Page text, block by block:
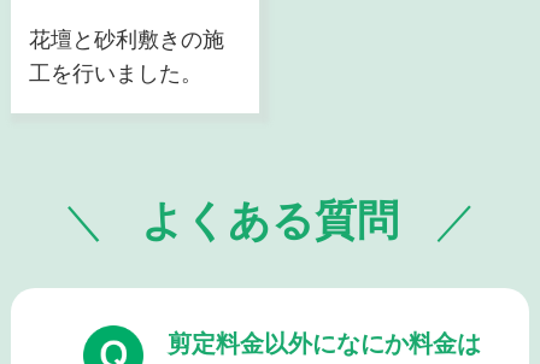
花壇と砂利敷きの施
工を行いました。
よくある質問
剪定料金以外になにか料金は